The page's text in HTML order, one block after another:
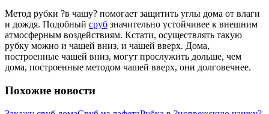
Метод рубки ?в чашу? помогает защитить углы дома от влаги
и дождя. Подобный сруб значительно устойчивее к внешним
атмосферным воздействиям. Кстати, осуществлять такую
рубку можно и чашей вниз, и чашей вверх. Дома,
построенные чашей вниз, могут прослужить дольше, чем
дома, построенные методом чашей вверх, они долговечнее.
Похожие новости